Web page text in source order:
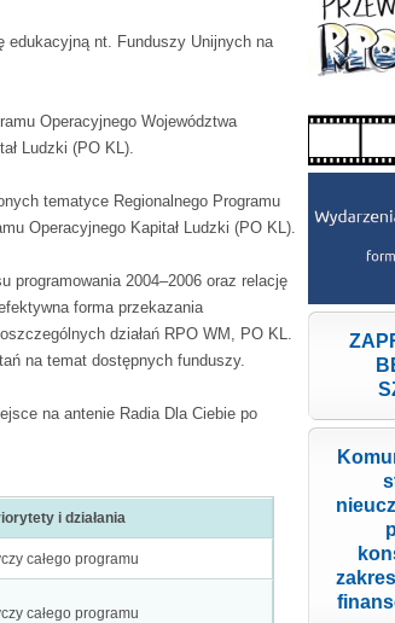
edukacyjną nt. Funduszy Unijnych na
Operacyjnego Województwa
Ludzki (PO KL).
tematyce Regionalnego Programu
Operacyjnego Kapitał Ludzki (PO KL).
programowania 2004–2006 oraz relację
forma przekazania
działań RPO WM, PO KL.
na temat dostępnych funduszy.
na antenie Radia Dla Ciebie po
i działania
całego programu
całego programu